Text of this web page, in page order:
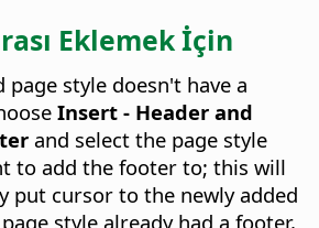
Eklemek İçin
page style doesn't have a
Insert - Header and
and select the page style
to add the footer to; this will
put cursor to the newly added
style already had a footer,